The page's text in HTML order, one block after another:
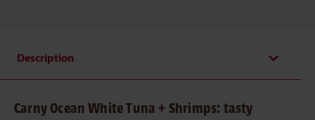
Description
Carny Ocean White Tuna + Shrimps: tasty